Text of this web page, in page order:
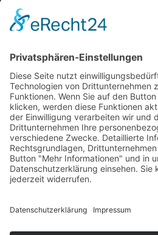
Klettern im Gesäuse
9. August 2026 to 27.
alle